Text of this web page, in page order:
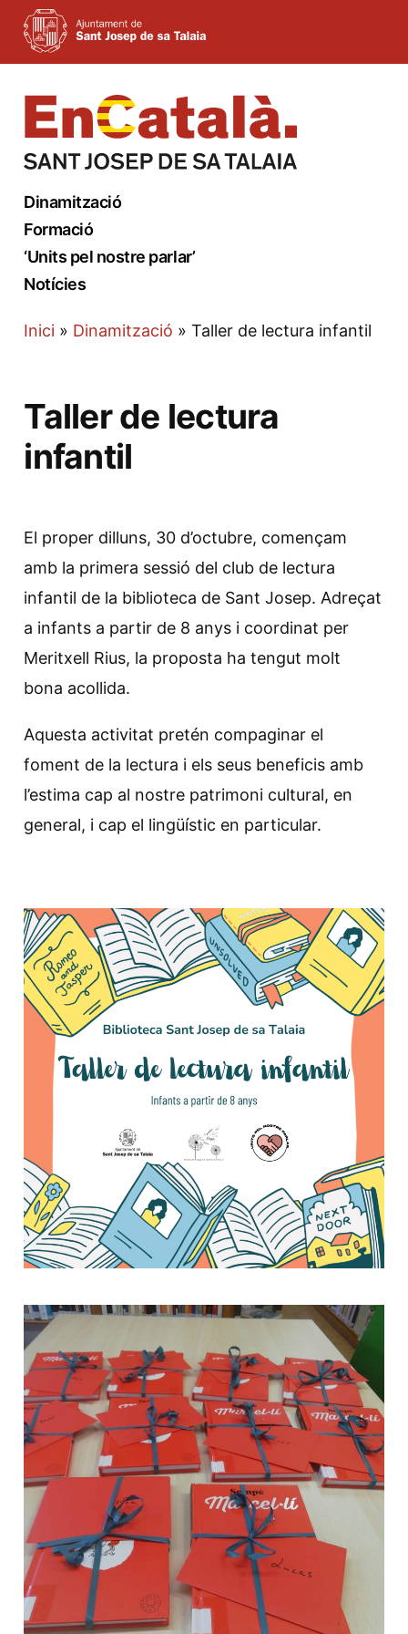
Vés
al
contingut
Dinamització
Formació
‘Units pel nostre parlar’
Notícies
Inici » Dinamització »Taller de lectura infantil
Taller de lectura
infantil
El proper dilluns, 30 d’octubre, començam
amb la primera sessió del club de lectura
infantil de la biblioteca de Sant Josep. Adreçat
a infants a partir de 8 anys i coordinat per
Meritxell Rius, la proposta ha tengut molt
bona acollida.
Aquesta activitat pretén compaginar el
foment de la lectura i els seus beneficis amb
l’estima cap al nostre patrimoni cultural, en
general, i cap el lingüístic en particular.